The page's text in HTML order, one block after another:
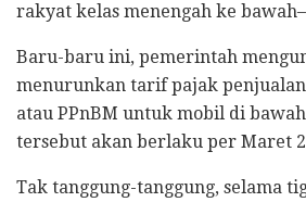
rakyat kelas menengah ke
Baru-baru ini, pemerintah
menurunkan tarif pajak
atau PPnBM untuk mobil di
tersebut akan berlaku per Maret
Tak tanggung-tanggung, selama